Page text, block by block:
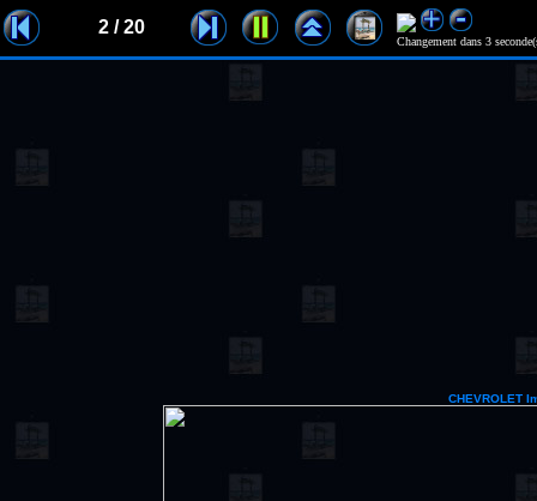
2 / 20
Changement dans 3
CHEVROLET